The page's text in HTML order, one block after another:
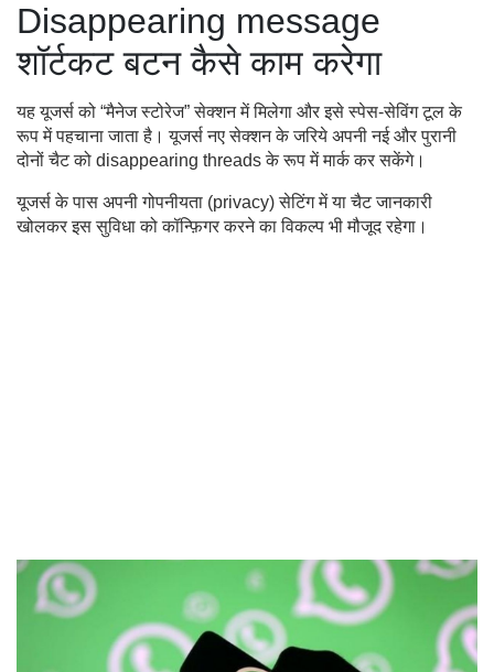
Disappearing message
शॉर्टकट बटन कैसे काम करेगा
यह यूजर्स को “मैनेज स्टोरेज” सेक्शन में मिलेगा और इसे स्पेस-सेविंग टूल के
रूप में पहचाना जाता है। यूजर्स नए सेक्शन के जरिये अपनी नई और पुरानी
दोनों चैट को disappearing threads के रूप में मार्क कर सकेंगे।
यूजर्स के पास अपनी गोपनीयता (privacy) सेटिंग में या चैट जानकारी
खोलकर इस सुविधा को कॉन्फ़िगर करने का विकल्प भी मौजूद रहेगा।